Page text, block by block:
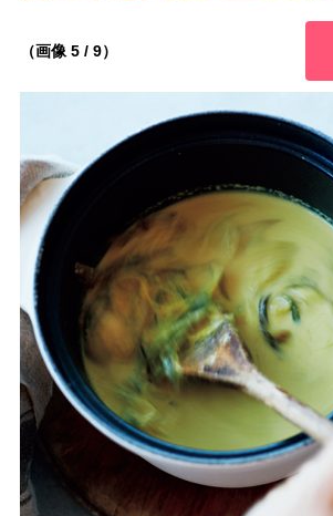
（画像 5 / 9）